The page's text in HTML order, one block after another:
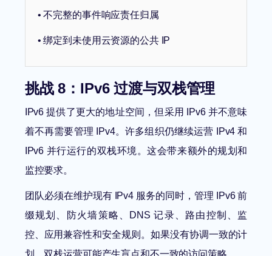
• 不完整的事件响应责任归属
• 绑定到未使用云资源的公共 IP
挑战 8：IPv6 过渡与双栈管理
IPv6 提供了更大的地址空间，但采用 IPv6 并不意味
着不再需要管理 IPv4。许多组织仍继续运营 IPv4 和
IPv6 并行运行的双栈环境。这会带来额外的规划和
监控要求。
团队必须在维护现有 IPv4 服务的同时，管理 IPv6 前
缀规划、防火墙策略、DNS 记录、路由控制、监
控、应用兼容性和安全规则。如果没有协调一致的计